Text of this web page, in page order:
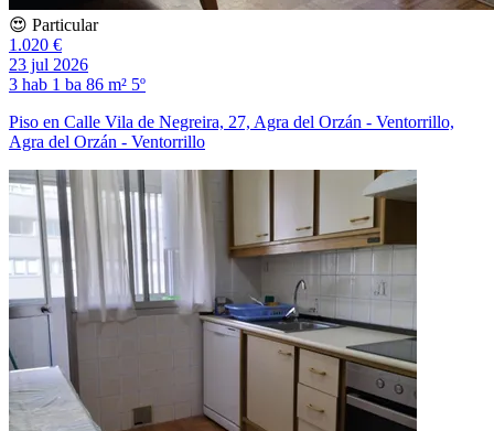
😍 Particular
1.020 €
23 jul 2026
3 hab 1 ba 86 m² 5º
Piso en Calle Vila de Negreira, 27, Agra del Orzán - Ventorrillo,
Agra del Orzán - Ventorrillo